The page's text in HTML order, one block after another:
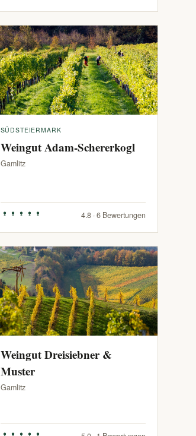
SÜDSTEIERMARK
Weingut Adam-Schererkogl
Gamlitz
4.8 · 6 Bewertungen
Weingut Dreisiebner &
Muster
Gamlitz